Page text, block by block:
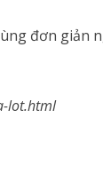
đơn giản
lot.html